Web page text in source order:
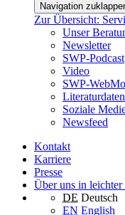
Navigation
Zur Übersicht:
Unser
Newsletter
SWP-Podcast
Video
SWP-
Soziale
Newsfeed
Kontakt
Karriere
Presse
Über uns in leichter
DE Deutsch
EN English